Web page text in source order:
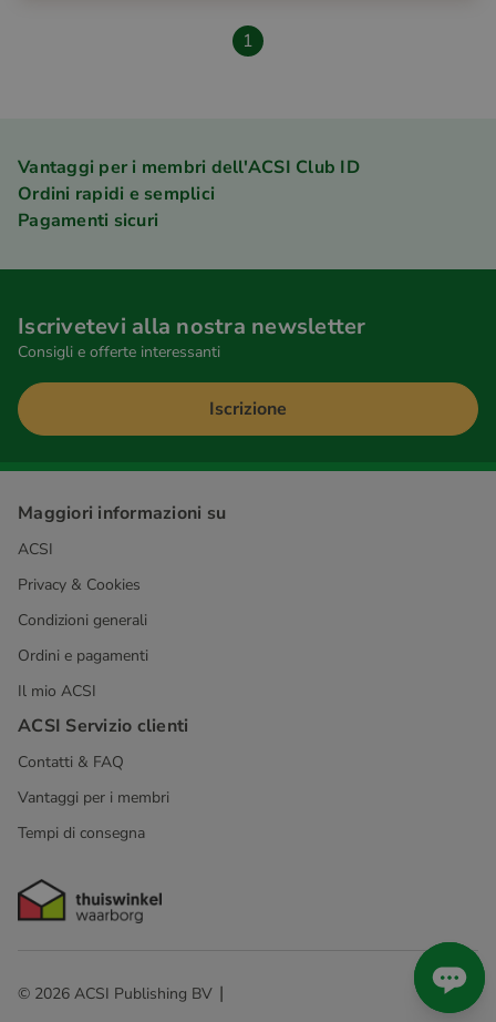
1
Vantaggi per i membri dell'ACSI Club ID
Ordini rapidi e semplici
Pagamenti sicuri
Iscrivetevi alla nostra newsletter
Consigli e offerte interessanti
Iscrizione
Maggiori informazioni su
ACSI
Privacy & Cookies
Condizioni generali
Ordini e pagamenti
Il mio ACSI
ACSI Servizio clienti
Contatti & FAQ
Vantaggi per i membri
Tempi di consegna
© 2026 ACSI Publishing BV